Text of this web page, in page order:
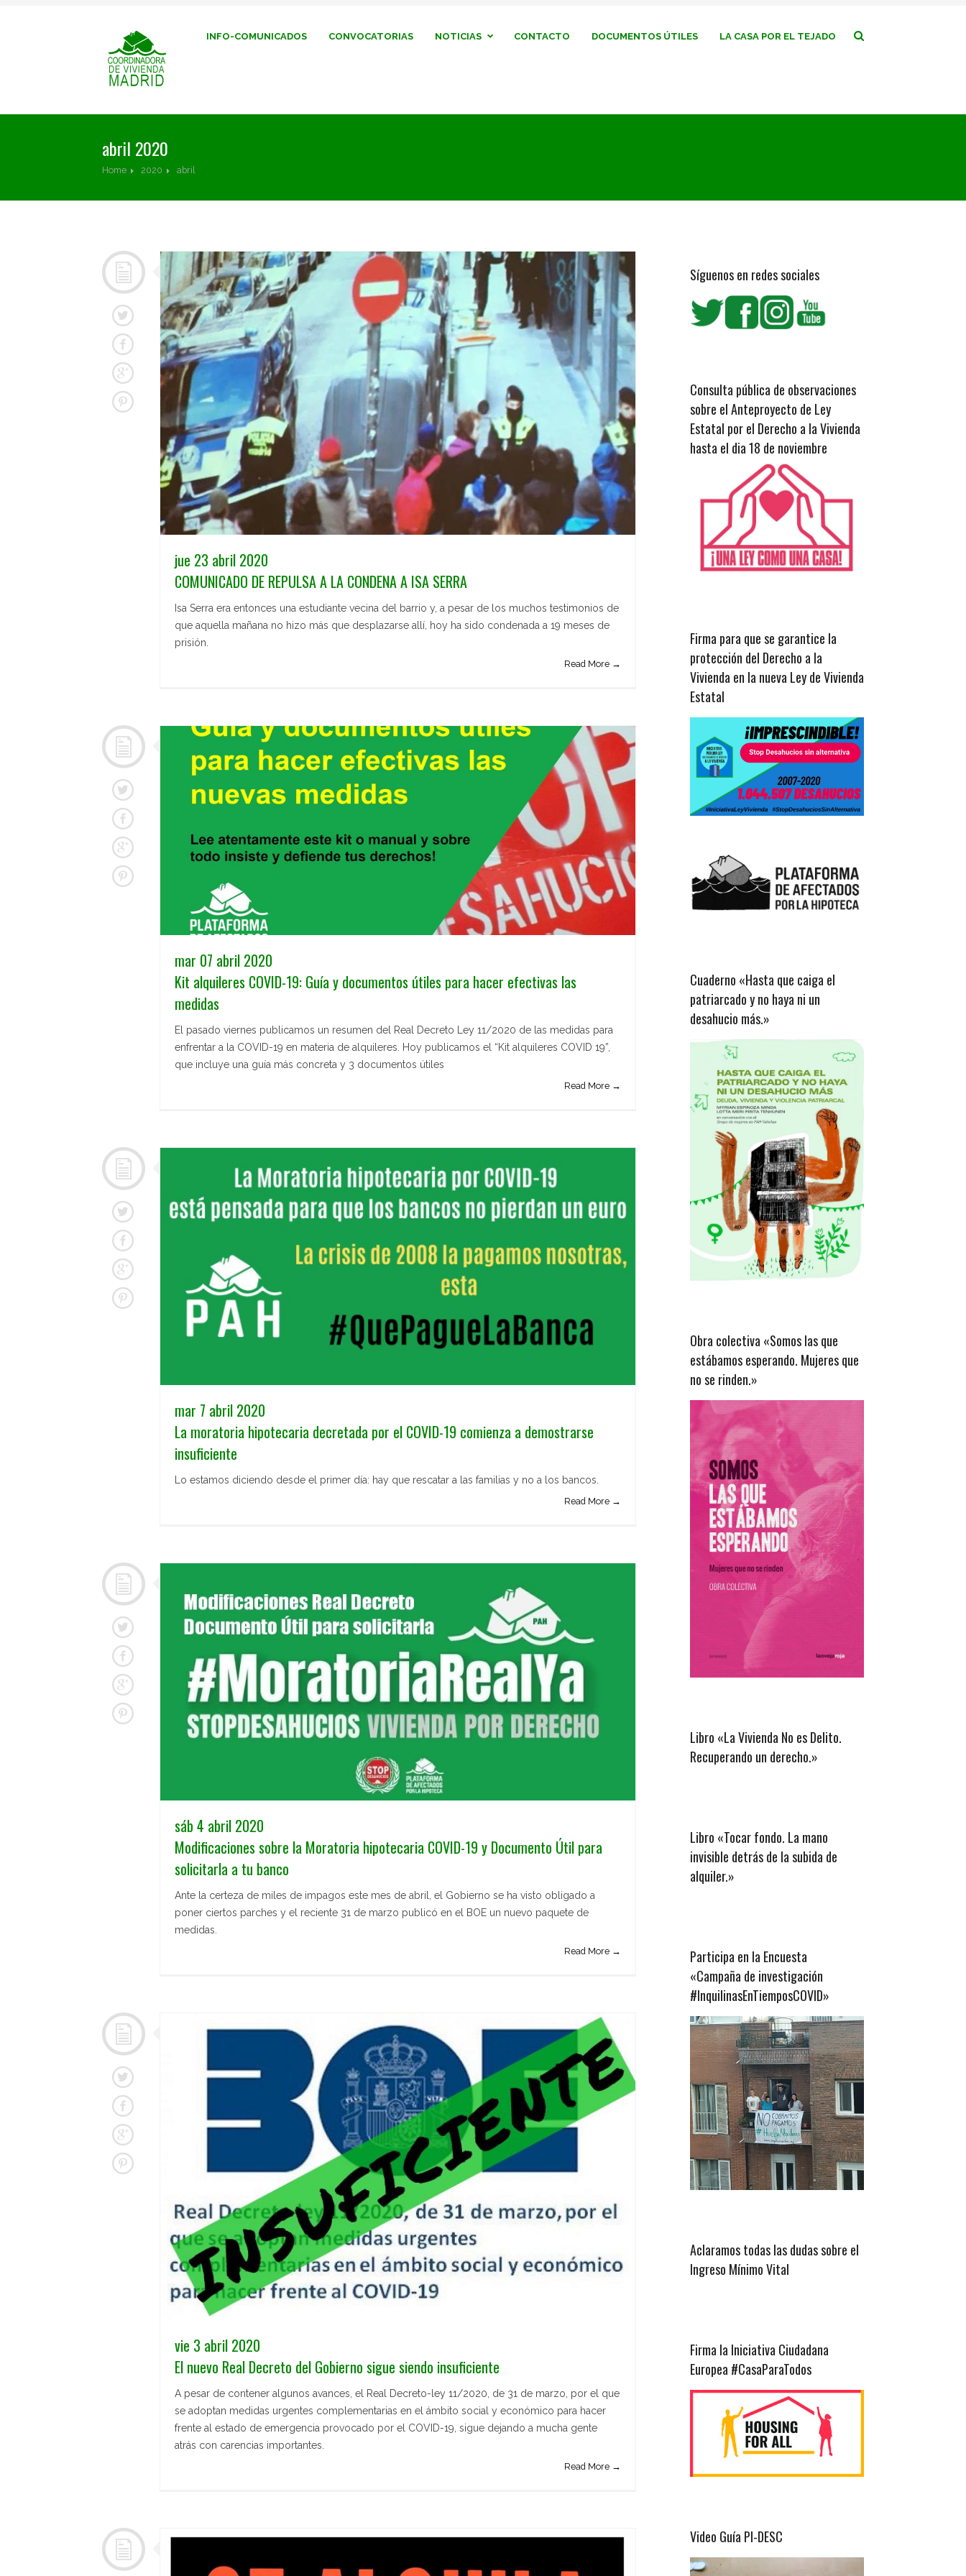
INFO-COMUNICADOS CONVOCATORIAS NOTICIAS CONTACTO DOCUMENTOS ÚTILES LA CASA POR EL TEJADO
abril 2020
Home 2020 abril
jue 23 abril 2020
COMUNICADO DE REPULSA A LA CONDENA A ISA SERRA
Isa Serra era entonces una estudiante vecina del barrio y, a pesar de los muchos testimonios de
que aquella mañana no hizo más que desplazarse allí, hoy ha sido condenada a 19 meses de
prisión.
Read More →
mar 07 abril 2020
Kit alquileres COVID-19: Guía y documentos útiles para hacer efectivas las
medidas
El pasado viernes publicamos un resumen del Real Decreto Ley 11/2020 de las medidas para
enfrentar a la COVID-19 en materia de alquileres. Hoy publicamos el “Kit alquileres COVID 19”,
que incluye una guía más concreta y 3 documentos útiles
Read More →
mar 7 abril 2020
La moratoria hipotecaria decretada por el COVID-19 comienza a demostrarse
insuficiente
Lo estamos diciendo desde el primer día: hay que rescatar a las familias y no a los bancos.
Read More →
sáb 4 abril 2020
Modificaciones sobre la Moratoria hipotecaria COVID-19 y Documento Útil para
solicitarla a tu banco
Ante la certeza de miles de impagos este mes de abril, el Gobierno se ha visto obligado a
poner ciertos parches y el reciente 31 de marzo publicó en el BOE un nuevo paquete de
medidas.
Read More →
vie 3 abril 2020
El nuevo Real Decreto del Gobierno sigue siendo insuficiente
A pesar de contener algunos avances, el Real Decreto-ley 11/2020, de 31 de marzo, por el que
se adoptan medidas urgentes complementarias en el ámbito social y económico para hacer
frente al estado de emergencia provocado por el COVID-19, sigue dejando a mucha gente
atrás con carencias importantes.
Read More →
Síguenos en redes sociales
Consulta pública de observaciones
sobre el Anteproyecto de Ley
Estatal por el Derecho a la Vivienda
hasta el dia 18 de noviembre
Firma para que se garantice la
protección del Derecho a la
Vivienda en la nueva Ley de Vivienda
Estatal
Cuaderno «Hasta que caiga el
patriarcado y no haya ni un
desahucio más.»
Obra colectiva «Somos las que
estábamos esperando. Mujeres que
no se rinden.»
Libro «La Vivienda No es Delito.
Recuperando un derecho.»
Libro «Tocar fondo. La mano
invisible detrás de la subida de
alquiler.»
Participa en la Encuesta
«Campaña de investigación
#InquilinasEnTiemposCOVID»
Aclaramos todas las dudas sobre el
Ingreso Mínimo Vital
Firma la Iniciativa Ciudadana
Europea #CasaParaTodos
Video Guía PI-DESC